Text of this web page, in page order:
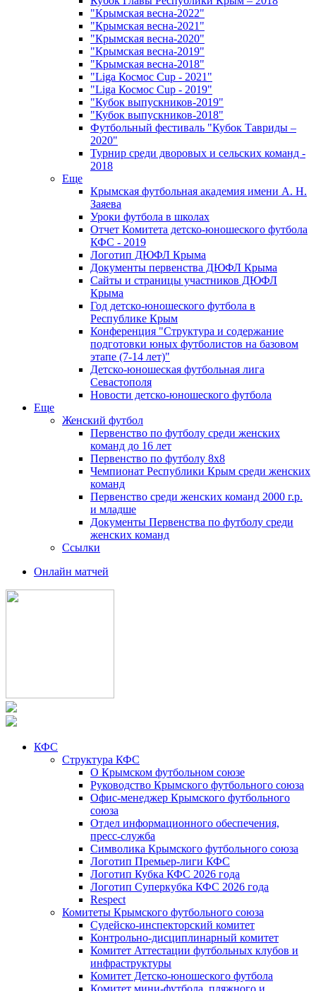
"Крымская весна-2022"
"Крымская весна-2021"
"Крымская весна-2020"
"Крымская весна-2019"
"Крымская весна-2018"
"Liga Космос Cup - 2021"
"Liga Космос Cup - 2019"
"Кубок выпускников-2019"
"Кубок выпускников-2018"
Футбольный фестиваль "Кубок Тавриды –
2020"
Турнир среди дворовых и сельских команд -
2018
Еще
Крымская футбольная академия имени А. Н.
Заяева
Уроки футбола в школах
Отчет Комитета детско-юношеского футбола
КФС - 2019
Логотип ДЮФЛ Крыма
Документы первенства ДЮФЛ Крыма
Сайты и страницы участников ДЮФЛ
Крыма
Год детско-юношеского футбола в
Республике Крым
Конференция "Структура и содержание
подготовки юных футболистов на базовом
этапе (7-14 лет)"
Детско-юношеская футбольная лига
Севастополя
Новости детско-юношеского футбола
Еще
Женский футбол
Первенство по футболу среди женских
команд до 16 лет
Первенство по футболу 8х8
Чемпионат Республики Крым среди женских
команд
Первенство среди женских команд 2000 г.р.
и младше
Документы Первенства по футболу среди
женских команд
Ссылки
Онлайн матчей
КФС
Структура КФС
О Крымском футбольном союзе
Руководство Крымского футбольного союза
Офис-менеджер Крымского футбольного
союза
Отдел информационного обеспечения,
пресс-служба
Символика Крымского футбольного союза
Логотип Премьер-лиги КФС
Логотип Кубка КФС 2026 года
Логотип Суперкубка КФС 2026 года
Respect
Комитеты Крымского футбольного союза
Судейско-инспекторский комитет
Контрольно-дисциплинарный комитет
Комитет Аттестации футбольных клубов и
инфраструктуры
Комитет Детско-юношеского футбола
Комитет мини-футбола, пляжного и